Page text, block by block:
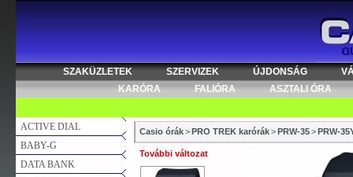
SZAKÜZLETEK SZERVIZEK ÚJDONSÁG
KARÓRA
FALIÓRA ASZTALI ÓRA
ACTIVE DIAL
BABY-G
DATA BANK
Casio órák>PRO TREK karórák>PRW-35>PRW-
További változat